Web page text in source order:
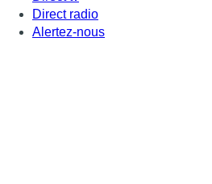
Direct radio
Alertez-nous